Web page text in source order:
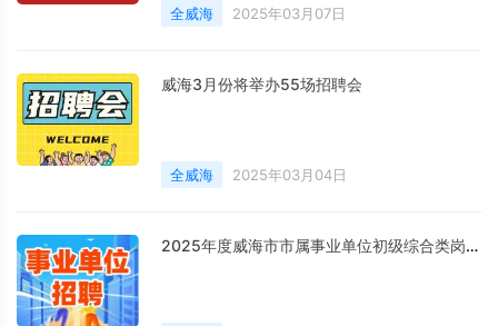
全威海 2025年03月07日
威海3月份将举办55场招聘会
全威海 2025年03月04日
2025年度威海市市属事业单位初级综合类岗位公开招聘工作人员公告